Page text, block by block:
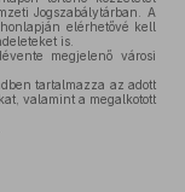
Jogszabálytárban. A
elérhetővé kell
is.
megjelenő városi
tartalmazza az adott
valamint a megalkotott